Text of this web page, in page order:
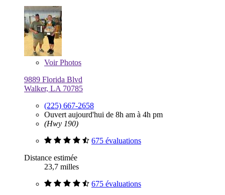
VoirPhotos
9889 Florida Blvd
Walker, LA 70785
(225) 667-2658
Ouvert aujourd'hui de 8h am à 4h pm
(Hwy 190)
675 évaluations
Distance estimée
23,7 milles
675 évaluations